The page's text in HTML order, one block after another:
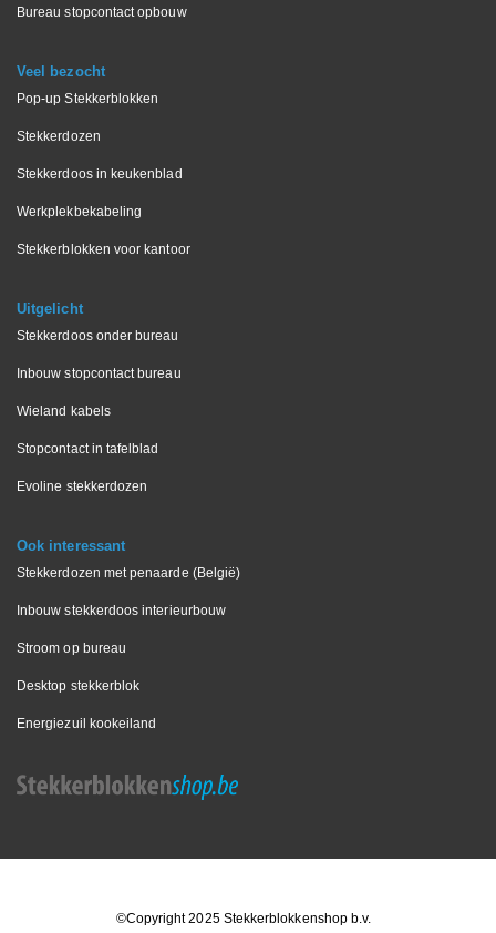
Bureau stopcontact opbouw
Veel bezocht
Pop-up Stekkerblokken
Stekkerdozen
Stekkerdoos in keukenblad
Werkplekbekabeling
Stekkerblokken voor kantoor
Uitgelicht
Stekkerdoos onder bureau
Inbouw stopcontact bureau
Wieland kabels
Stopcontact in tafelblad
Evoline stekkerdozen
Ook interessant
Stekkerdozen met penaarde (België)
Inbouw stekkerdoos interieurbouw
Stroom op bureau
Desktop stekkerblok
Energiezuil kookeiland
©Copyright 2025 Stekkerblokkenshop b.v.